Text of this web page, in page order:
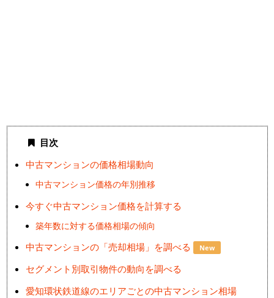
目次
中古マンションの価格相場動向
中古マンション価格の年別推移
今すぐ中古マンション価格を計算する
築年数に対する価格相場の傾向
中古マンションの「売却相場」を調べる New
セグメント別取引物件の動向を調べる
愛知環状鉄道線のエリアごとの中古マンション相場